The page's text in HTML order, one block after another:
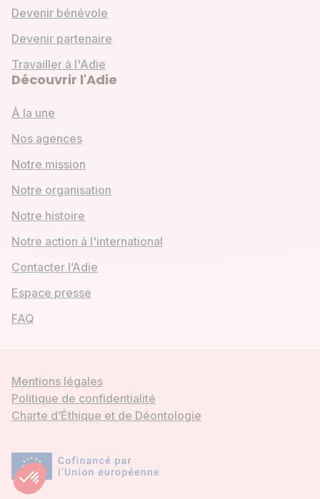
Devenir bénévole
Devenir partenaire
Travailler à l'Adie
Découvrir l'Adie
À la une
Nos agences
Notre mission
Notre organisation
Notre histoire
Notre action à l'international
Contacter l’Adie
Espace presse
FAQ
Mentions légales
Politique de confidentialité
Charte d’Éthique et de Déontologie